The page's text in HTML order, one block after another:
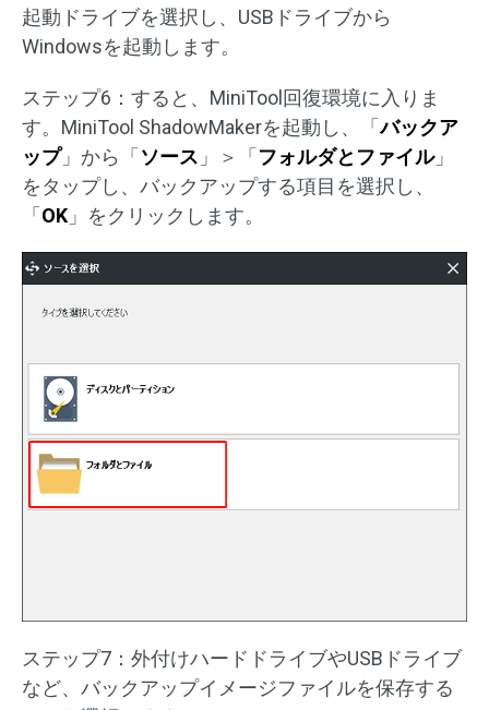
起動ドライブを選択し、USBドライブから
Windowsを起動します。
ステップ6：すると、MiniTool回復環境に入りま
す。MiniTool ShadowMakerを起動し、「バックア
ップ」から「 ソース 」＞「 フォルダとファイル」
をタップし、バックアップする項目を選択し、
「 OK 」をクリックします。
ステップ7：外付けハードドライブやUSBドライブ
など、バックアップイメージファイルを保存する